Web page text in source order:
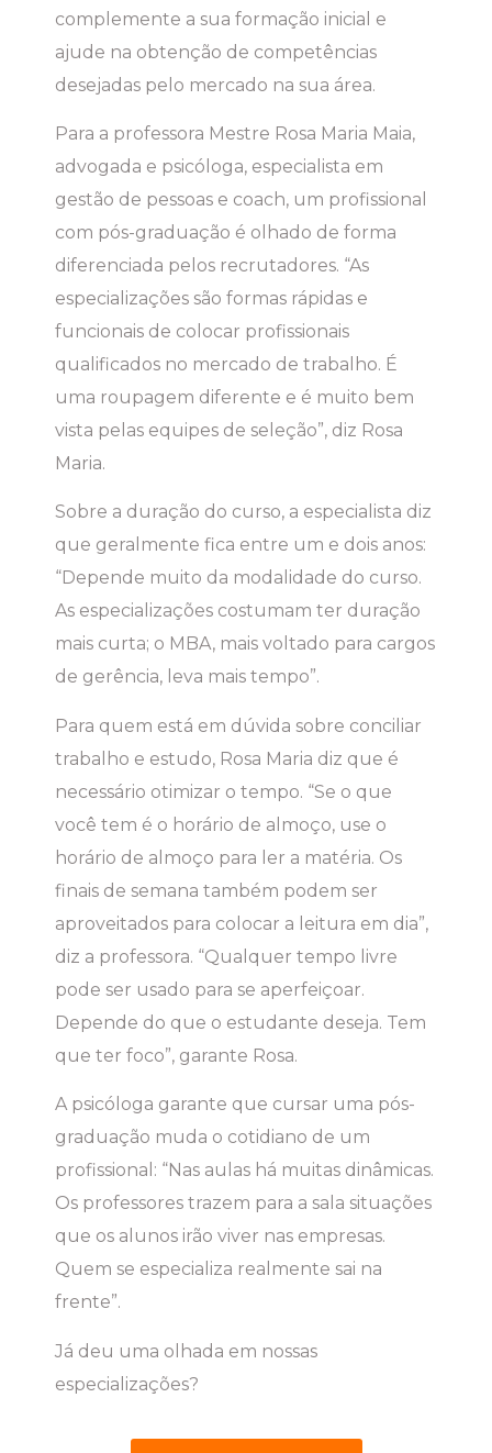
complemente a sua formação inicial e
ajude na obtenção de competências
desejadas pelo mercado na sua área.
Para a professora Mestre Rosa Maria Maia,
advogada e psicóloga, especialista em
gestão de pessoas e coach, um profissional
com pós-graduação é olhado de forma
diferenciada pelos recrutadores. “As
especializações são formas rápidas e
funcionais de colocar profissionais
qualificados no mercado de trabalho. É
uma roupagem diferente e é muito bem
vista pelas equipes de seleção”, diz Rosa
Maria.
Sobre a duração do curso, a especialista diz
que geralmente fica entre um e dois anos:
“Depende muito da modalidade do curso.
As especializações costumam ter duração
mais curta; o MBA, mais voltado para cargos
de gerência, leva mais tempo”.
Para quem está em dúvida sobre conciliar
trabalho e estudo, Rosa Maria diz que é
necessário otimizar o tempo. “Se o que
você tem é o horário de almoço, use o
horário de almoço para ler a matéria. Os
finais de semana também podem ser
aproveitados para colocar a leitura em dia”,
diz a professora. “Qualquer tempo livre
pode ser usado para se aperfeiçoar.
Depende do que o estudante deseja. Tem
que ter foco”, garante Rosa.
A psicóloga garante que cursar uma pós-
graduação muda o cotidiano de um
profissional: “Nas aulas há muitas dinâmicas.
Os professores trazem para a sala situações
que os alunos irão viver nas empresas.
Quem se especializa realmente sai na
frente”.
Já deu uma olhada em nossas
especializações?